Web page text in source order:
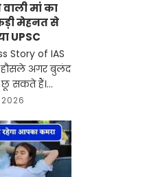
मां का
मेहनत से
UPSC
Story of IAS
हौसले अगर बुलंद
छू सकते हैं।
चुनौती झुक